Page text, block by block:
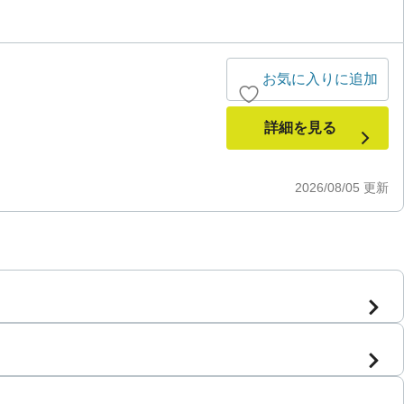
2026/08/05 更新
お気に入りに追加
詳細を見る